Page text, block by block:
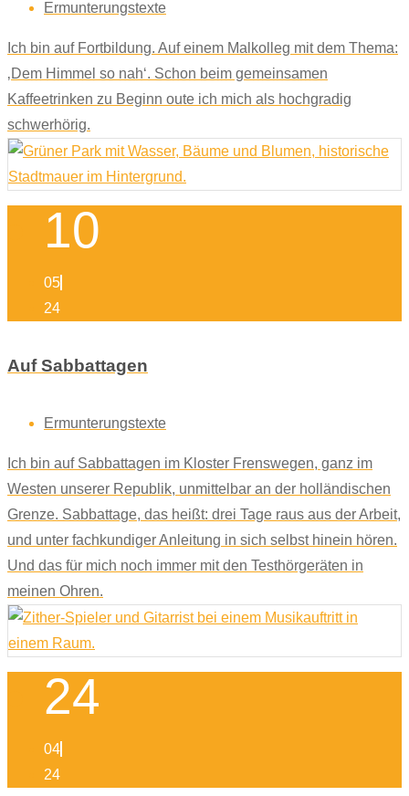
Ermunterungstexte
Ich bin auf Fortbildung. Auf einem Malkolleg mit dem Thema:
‚Dem Himmel so nah‘. Schon beim gemeinsamen
Kaffeetrinken zu Beginn oute ich mich als hochgradig
schwerhörig.
10
05
24
Auf Sabbattagen
Ermunterungstexte
Ich bin auf Sabbattagen im Kloster Frenswegen, ganz im
Westen unserer Republik, unmittelbar an der holländischen
Grenze. Sabbattage, das heißt: drei Tage raus aus der Arbeit,
und unter fachkundiger Anleitung in sich selbst hinein hören.
Und das für mich noch immer mit den Testhörgeräten in
meinen Ohren.
24
04
24